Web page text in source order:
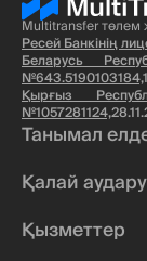
Multitransfer төлем
Ресей Банкінің
Беларусь
№643.5190103184,
Қырғыз
№1057281124,
Танымал
Қалай
Қызметтер